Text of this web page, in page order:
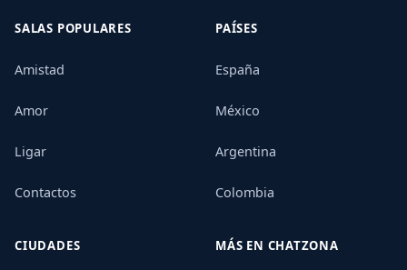
SALAS POPULARES
Amistad
Amor
Ligar
Contactos
PAÍSES
España
México
Argentina
Colombia
CIUDADES MÁS EN CHATZONA